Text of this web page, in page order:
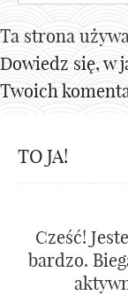
Ta strona
Dowiedz się, w
Twoich
TO JA!
Cześć!
bardzo.